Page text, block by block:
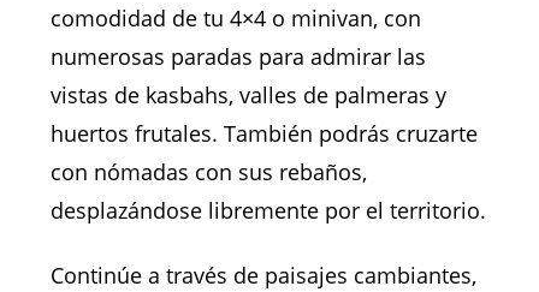
comodidad de tu 4×4 o minivan, con
numerosas paradas para admirar las
vistas de kasbahs, valles de palmeras y
huertos frutales. También podrás cruzarte
con nómadas con sus rebaños,
desplazándose libremente por el territorio.
Continúe a través de paisajes cambiantes,